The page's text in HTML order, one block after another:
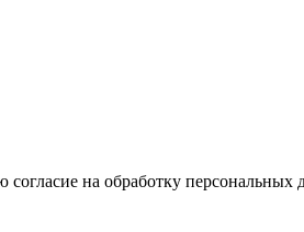
на обработку